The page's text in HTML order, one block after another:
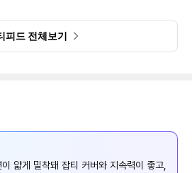
피드 전체보기
얇게 밀착돼 잡티 커버와 지속력이 좋고,